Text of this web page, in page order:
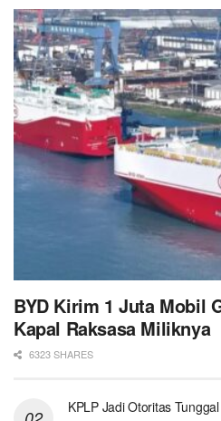
BYD Kirim 1 Juta Mobil
Kapal Raksasa Miliknya
6323 SHARES
KPLP Jadi Otoritas